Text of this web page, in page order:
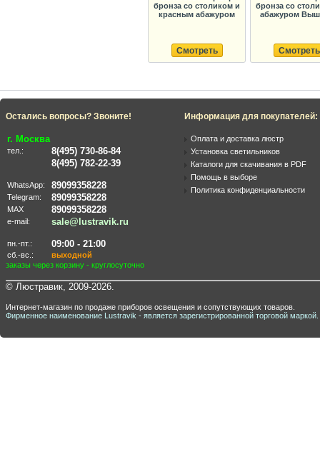
бронза со столиком и
красным абажуром
Смотреть
бронза со
абажуром
Смотреть
Остались вопросы? Звоните!
г. Москва
тел.:
8(495) 730-86-84
8(495) 782-22-39
WhatsApp: 89099358228
Telegram: 89099358228
MAX 89099358228
e-mail: sale@lustravik.ru
пн.-пт.: 09:00 - 21:00
сб.-вс.:
выходной
заказы через корзину - круглосуточно
Информация для покупателей:
Оплата и доставка люстр
Установка светильников
Каталоги для скачивания в PDF
Помощь в выборе
Политика конфиденциальности
© Люстравик, 2009-2026.
Интернет-магазин по продаже приборов освещения и сопутствующих товаров.
Фирменное наименование Lustravik - является зарегистрированной торговой